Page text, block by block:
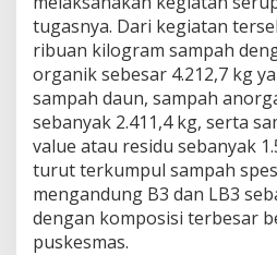
tugasnya. Dari kegiatan
ribuan kilogram sampah
organik sebesar 4.212,7 kg
sampah daun, sampah
sebanyak 2.411,4 kg, serta
value atau residu sebanyak
turut terkumpul sampah
mengandung B3 dan LB3
dengan komposisi terbesar
puskesmas.